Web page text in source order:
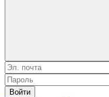
Войти